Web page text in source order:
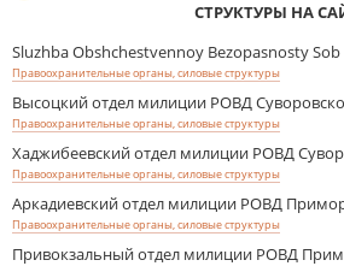
СТРУКТУРЫ НА
Sluzhba Obshchestvennoy Bezopasnosty Sob
Правоохранительные органы, силовые структуры
Высоцкий отдел милиции РОВД
Правоохранительные органы, силовые структуры
Хаджибеевский отдел милиции РОВД
Правоохранительные органы, силовые структуры
Аркадиевский отдел милиции РОВД
Правоохранительные органы, силовые структуры
Привокзальный отдел милиции РОВД